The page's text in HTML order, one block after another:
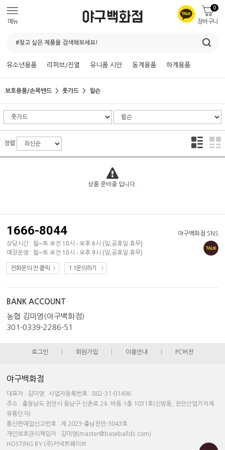
메뉴 장바구니
0
유소년용품 리퍼브/진열 유니폼 시안 동계용품 하계용품
보호용품/손목밴드 풋가드 윌슨
정렬
상품 준비중 입니다.
야구백화점 SNS
1666-8044
상담시간 : 월~토 오전 10시 - 오후 6시 (일,공휴일 휴무)
매장운영 : 월~토 오전 10시 - 오후 9시 (일,공휴일 휴무)
전화문의 전 클릭 1:1문의하기
BANK ACCOUNT
농협 김미영(야구백화점)
301-0339-2286-51
로그인 회원가입 이용안내 PC버전
야구백화점
대표자 : 김미영 사업자등록번호 : 882-31-01496
주소 : 충청남도 천안시 동남구 신촌로 24. 바동 1층 1031호(신방동, 천안산업기자재
유통단지)
통신판매업신고번호 : 제 2023-충남천안-3043호
개인보호관리책임자 : 김미영(master@baseballds.com)
HOSTING BY (주)커넥트웨이브